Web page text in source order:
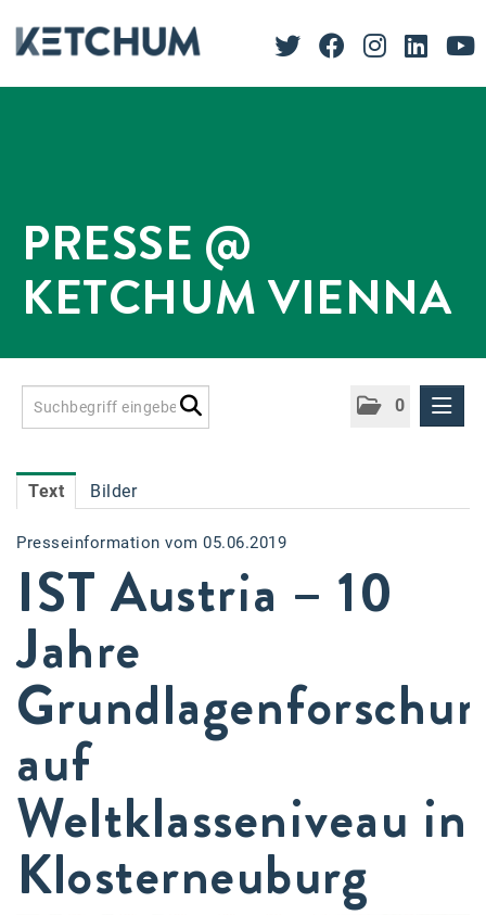
PRESSE @
KETCHUM VIENNA
0
Accessiway
Accor
ALC
Arthur D. Little
Bake the Shape
BBDO Wien
bellaflora
Be.See.
BISON
Text Bilder
Presseinformation vom 05.06.2019
IST Austria – 10
Jahre
auf
Weltklasseniveau in
Klosterneuburg